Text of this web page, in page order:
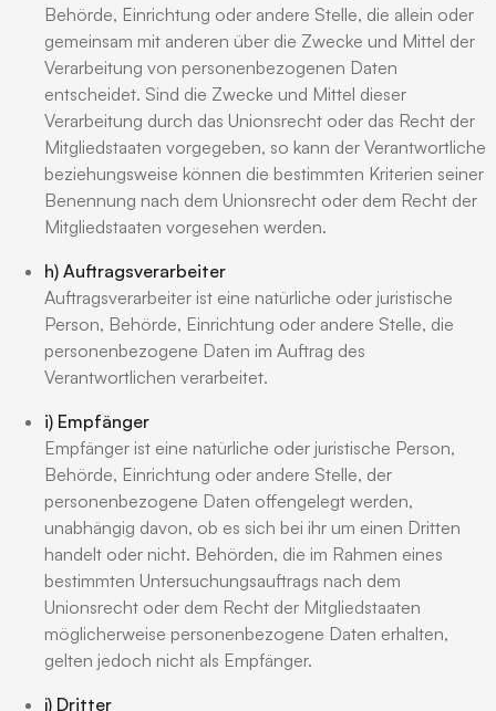
Behörde, Einrichtung oder andere Stelle, die allein oder
gemeinsam mit anderen über die Zwecke und Mittel der
Verarbeitung von personenbezogenen Daten
entscheidet. Sind die Zwecke und Mittel dieser
Verarbeitung durch das Unionsrecht oder das Recht der
Mitgliedstaaten vorgegeben, so kann der Verantwortliche
beziehungsweise können die bestimmten Kriterien seiner
Benennung nach dem Unionsrecht oder dem Recht der
Mitgliedstaaten vorgesehen werden.
h) Auftragsverarbeiter
Auftragsverarbeiter ist eine natürliche oder juristische
Person, Behörde, Einrichtung oder andere Stelle, die
personenbezogene Daten im Auftrag des
Verantwortlichen verarbeitet.
i) Empfänger
Empfänger ist eine natürliche oder juristische Person,
Behörde, Einrichtung oder andere Stelle, der
personenbezogene Daten offengelegt werden,
unabhängig davon, ob es sich bei ihr um einen Dritten
handelt oder nicht. Behörden, die im Rahmen eines
bestimmten Untersuchungsauftrags nach dem
Unionsrecht oder dem Recht der Mitgliedstaaten
möglicherweise personenbezogene Daten erhalten,
gelten jedoch nicht als Empfänger.
j) Dritter